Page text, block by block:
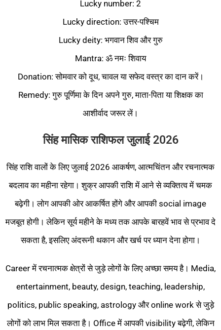
Lucky number: 2
Lucky direction: उत्तर-पश्चिम
Lucky deity: भगवान शिव और गुरु
Mantra: ॐ नमः शिवाय
Donation: सोमवार को दूध, चावल या सफेद वस्त्र का दान करें।
Remedy: गुरु पूर्णिमा के दिन अपने गुरु, माता-पिता या शिक्षक का
आशीर्वाद जरूर लें।
सिंह मासिक राशिफल जुलाई 2026
सिंह राशि वालों के लिए जुलाई 2026 आकर्षण, आत्मचिंतन और रचनात्मक
बदलाव का महीना रहेगा। शुक्र आपकी राशि में आने से व्यक्तित्व में चमक
बढ़ेगी। लोग आपकी ओर आकर्षित होंगे और आपकी social image
मजबूत होगी। लेकिन सूर्य महीने के मध्य तक आपके बारहवें भाव से प्रभाव दे
सकता है, इसलिए अंदरूनी थकान और खर्च पर ध्यान देना होगा।
Career में रचनात्मक क्षेत्रों से जुड़े लोगों के लिए अच्छा समय है। Media,
entertainment, beauty, design, teaching, leadership,
politics, public speaking, astrology और online work से जुड़े
लोगों को लाभ मिल सकता है। Office में आपकी visibility बढ़ेगी, लेकिन